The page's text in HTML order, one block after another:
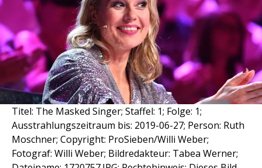
Titel: The Masked Singer; Staffel: 1; Folge: 1;
Ausstrahlungszeitraum bis: 2019-06-27; Person: Ruth
Moschner; Copyright: ProSieben/Willi Weber;
Fotograf: Willi Weber; Bildredakteur: Tabea Werner;